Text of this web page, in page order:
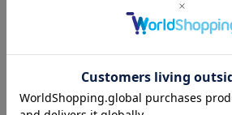
70 111
M 71 115
L 72 119